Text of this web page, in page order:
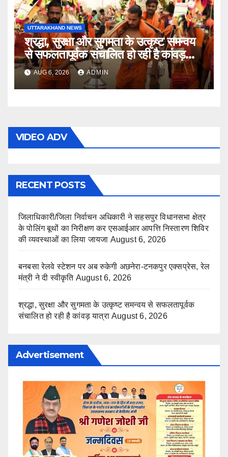
UTTARAKHAND NEWS
श्रद्धा, सुरक्षा और सुगमता के उत्कृष्ट समन्वय
से सफलतापूर्वक संचालित हो रही है कांवड़
यात्रा
AUG 6, 2026 ADMIN
VIDEO ADV
RECENT POSTS
जिलाधिकारी/जिला निर्वाचन अधिकारी ने सहसपुर विधानसभा क्षेत्र
के पोलिंग बूथों का निरीक्षण कर एसआईआर आपत्ति निस्तारण शिविर
की व्यवस्थाओं का लिया जायजा August 6, 2026
बनबसा रेलवे स्टेशन पर अब रुकेगी अछनेरा-टनकपुर एक्सप्रेस, रेल
मंत्री ने दी स्वीकृति August 6, 2026
श्रद्धा, सुरक्षा और सुगमता के उत्कृष्ट समन्वय से सफलतापूर्वक
संचालित हो रही है कांवड़ यात्रा August 6, 2026
Advertisement